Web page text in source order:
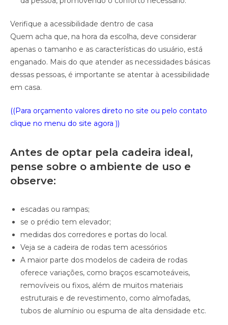
Verifique a acessibilidade dentro de casa
Quem acha que, na hora da escolha, deve considerar
apenas o tamanho e as características do usuário, está
enganado. Mais do que atender as necessidades básicas
dessas pessoas, é importante se atentar à acessibilidade
em casa.
((Para orçamento valores direto no site ou pelo contato
clique no menu do site agora ))
Antes de optar pela cadeira ideal,
pense sobre o ambiente de uso e
observe:
escadas ou rampas;
se o prédio tem elevador;
medidas dos corredores e portas do local.
Veja se a cadeira de rodas tem acessórios
A maior parte dos modelos de cadeira de rodas
oferece variações, como braços escamoteáveis,
removíveis ou fixos, além de muitos materiais
estruturais e de revestimento, como almofadas,
tubos de alumínio ou espuma de alta densidade etc.